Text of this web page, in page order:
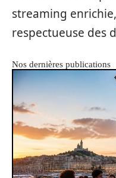
streaming
respectueuse des
Nos dernières publications